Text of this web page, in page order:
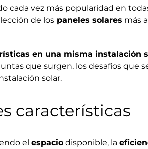
cada vez más popularidad en
de los paneles solares más
en una misma instalación
que surgen, los desafíos que
solar.
características
el espacio disponible, la